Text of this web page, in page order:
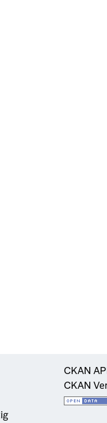
CKAN API
CKAN